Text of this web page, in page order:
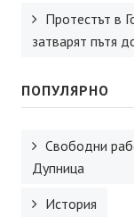
Протестът в
затварят пътя
ПОПУЛЯРНО
Свободни
Дупница
История